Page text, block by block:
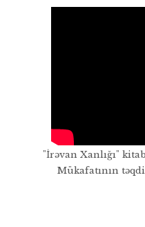
"İrəvan Xanlığı"
Mükafatının